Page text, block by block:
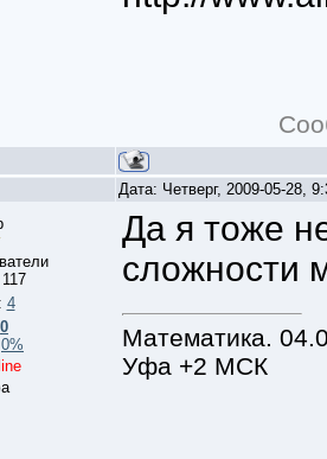
Дата: Четверг, 2009-05-28,
117
4
0
0%
Да я тоже
сложности
Математика.
Уфа +2 МСК